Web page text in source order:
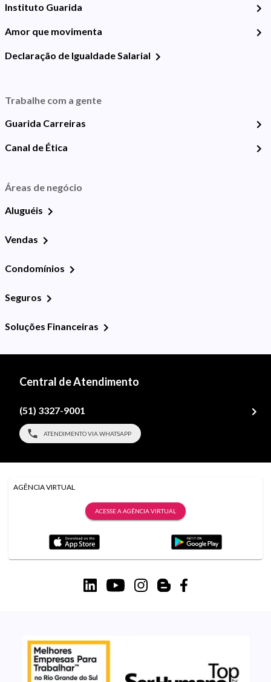
Instituto Guarida
Amor que movimenta
Declaração de Igualdade Salarial
Trabalhe com a gente
Guarida Carreiras
Canal de Ética
Áreas de negócio
Aluguéis
Vendas
Condomínios
Seguros
Soluções Financeiras
Central de Atendimento
(51) 3327-9001
ATENDIMENTO VIA WHATSAPP
AGÊNCIA VIRTUAL
ACESSE A AGÊNCIA VIRTUAL